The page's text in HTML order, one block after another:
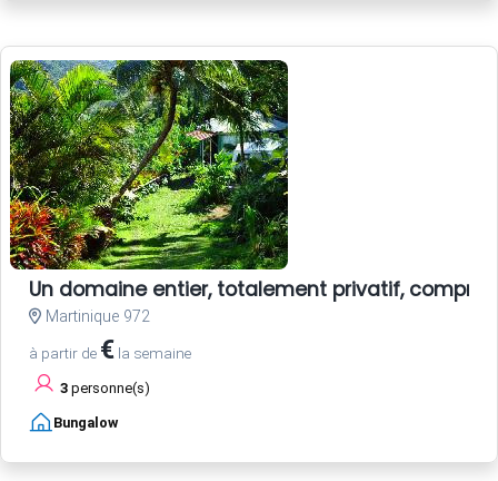
Un domaine entier, totalement privatif,
Martinique 972
à partir de € la semaine
3 personne(s)
Bungalow